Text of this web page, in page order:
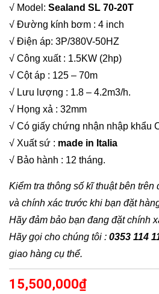
√ Model: Sealand SL 70-20T
√ Đường kính bơm : 4 inch
√ Điện áp: 3P/380V-50HZ
√ Công xuất : 1.5KW (2hp)
√ Cột áp : 125 – 70m
√ Lưu lượng : 1.8 – 4.2m3/h.
√ Họng xả : 32mm
√ Có giấy chứng nhận nhập khẩu
√ Xuất sứ : made in Italia
√ Bảo hành : 12 tháng.
Kiểm tra thông số kĩ thuật bên trên
và chính xác trước khi bạn đặt
Hãy đảm bảo bạn đang đặt chính
Hãy gọi cho chúng tôi : 0353 114
giao hàng cụ thể.
15,500,000₫